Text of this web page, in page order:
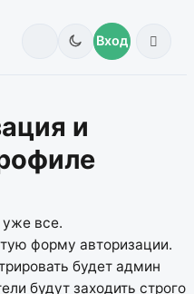
Вход
и
все.
форму авторизации.
будет админ
будут заходить строго